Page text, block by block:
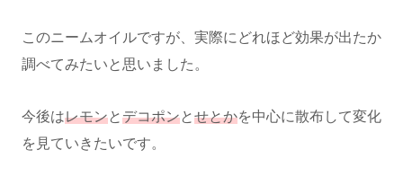
このニームオイルですが、実際にどれほど効果が出たか
調べてみたいと思いました。
今後はレモンとデコポンとせとかを中心に散布して変化
を見ていきたいです。